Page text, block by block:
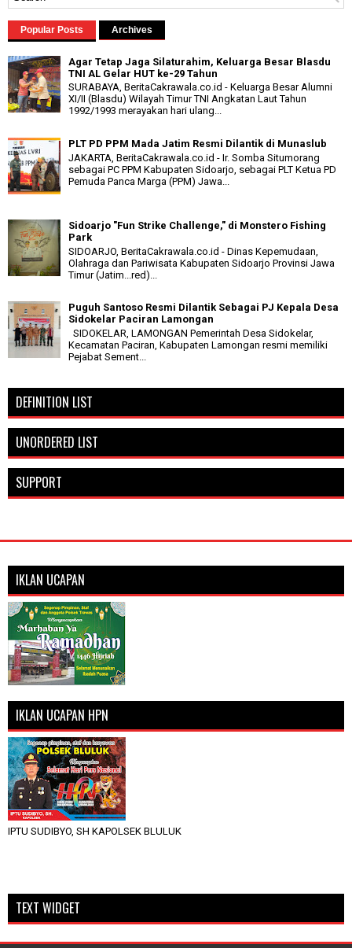
Popular Posts Archives
Agar Tetap Jaga Silaturahim, Keluarga Besar Blasdu
TNI AL Gelar HUT ke-29 Tahun
SURABAYA, BeritaCakrawala.co.id - Keluarga Besar Alumni
XI/II (Blasdu) Wilayah Timur TNI Angkatan Laut Tahun
1992/1993 merayakan hari ulang...
PLT PD PPM Mada Jatim Resmi Dilantik di Munaslub
JAKARTA, BeritaCakrawala.co.id - Ir. Somba Situmorang
sebagai PC PPM Kabupaten Sidoarjo, sebagai PLT Ketua PD
Pemuda Panca Marga (PPM) Jawa...
Sidoarjo "Fun Strike Challenge," di Monstero Fishing
Park
SIDOARJO, BeritaCakrawala.co.id - Dinas Kepemudaan,
Olahraga dan Pariwisata Kabupaten Sidoarjo Provinsi Jawa
Timur (Jatim...red)...
Puguh Santoso Resmi Dilantik Sebagai PJ Kepala Desa
Sidokelar Paciran Lamongan
SIDOKELAR, LAMONGAN Pemerintah Desa Sidokelar,
Kecamatan Paciran, Kabupaten Lamongan resmi memiliki
Pejabat Sement...
DEFINITION LIST
UNORDERED LIST
SUPPORT
IKLAN UCAPAN
IKLAN UCAPAN HPN
IPTU SUDIBYO, SH KAPOLSEK BLULUK
TEXT WIDGET